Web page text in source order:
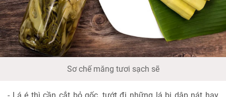
Sơ chế măng tươi sạch sẽ